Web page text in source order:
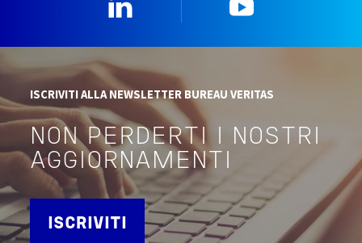
ISCRIVITI ALLA NEWSLETTER BUREAU VERITAS
NON PERDERTI I NOSTRI
AGGIORNAMENTI
ISCRIVITI